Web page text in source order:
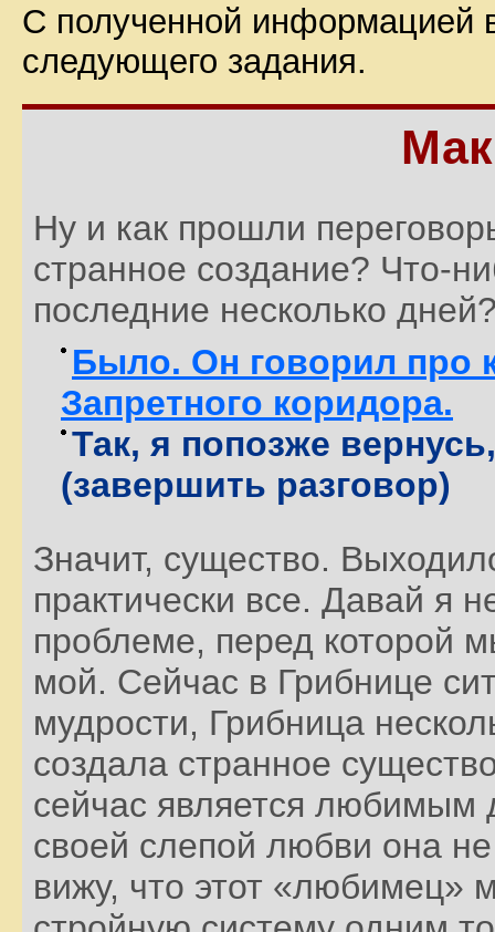
С полученной информацией
следующего задания.
Ну и как прошли
странное создание? Что-
последние несколько
Было. Он говорил про
Запретного коридора.
Так, я попозже
(завершить разговор)
Значит, существо.
практически все. Давай я
проблеме, перед которой
мой. Сейчас в Грибнице
мудрости, Грибница
создала странное
сейчас является
своей слепой любви она
вижу, что этот «любимец»